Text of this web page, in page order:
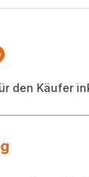
den Käufer